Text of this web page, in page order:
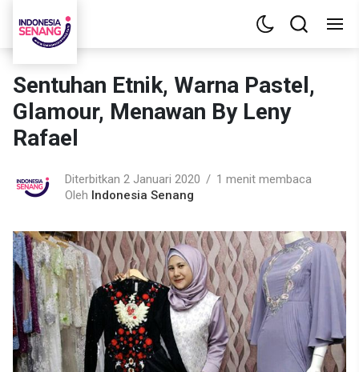
Sentuhan Etnik, Warna Pastel,
Glamour, Menawan By Leny
Rafael
Diterbitkan 2 Januari 2020
1 menit membaca
Oleh Indonesia Senang